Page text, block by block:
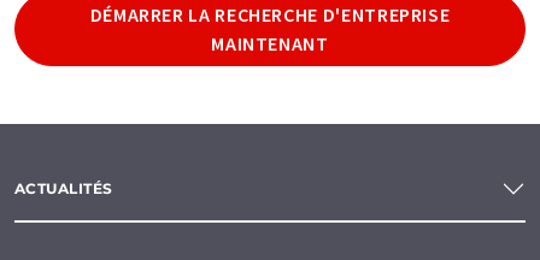
DÉMARRER LA RECHERCHE D'ENTREPRISE
MAINTENANT
ACTUALITÉS